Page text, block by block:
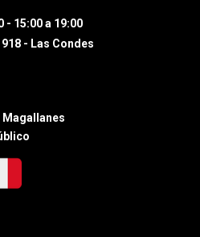
- 15:00 a 19:00
- Las Condes
Magallanes